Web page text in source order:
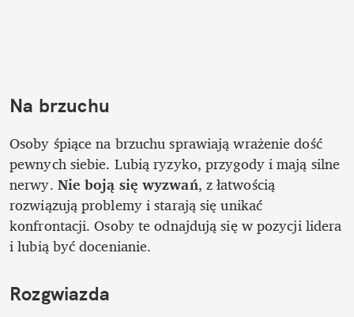
Na brzuchu
Osoby śpiące na brzuchu sprawiają wrażenie dość
pewnych siebie. Lubią ryzyko, przygody i mają silne
nerwy. Nie boją się wyzwań, z łatwością
rozwiązują problemy i starają się unikać
konfrontacji. Osoby te odnajdują się w pozycji lidera
i lubią być docenianie.
Rozgwiazda